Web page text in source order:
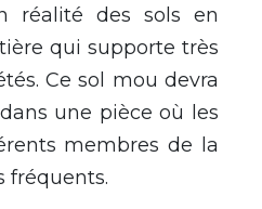
réalité des sols en
qui supporte très
Ce sol mou devra
une pièce où les
membres de la
fréquents.